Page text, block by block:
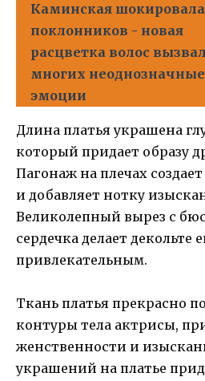
Каминская шокировала
поклонников - новая
расцветка волос
многих неоднозначные
эмоции
Длина платья украшена
который придает образу
Пагонаж на плечах
и добавляет нотку
Великолепный вырез с
сердечка делает декольте
привлекательным.
Ткань платья прекрасно
контуры тела актрисы,
женственности и
украшений на платье